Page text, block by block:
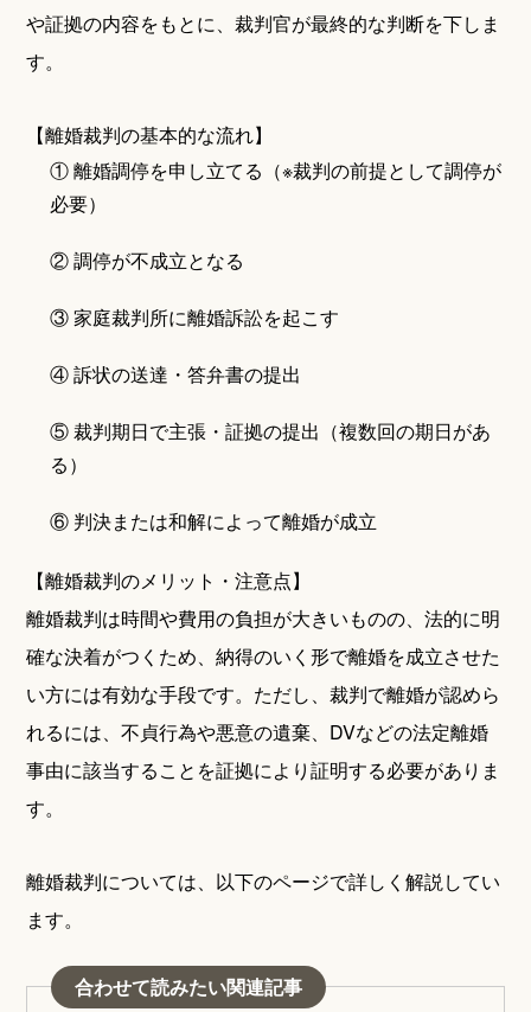
や証拠の内容をもとに、裁判官が最終的な判断を下しま
す。
【離婚裁判の基本的な流れ】
① 離婚調停を申し立てる（※裁判の前提として調停が
必要）
② 調停が不成立となる
③ 家庭裁判所に離婚訴訟を起こす
④ 訴状の送達・答弁書の提出
⑤ 裁判期日で主張・証拠の提出（複数回の期日があ
る）
⑥ 判決または和解によって離婚が成立
【離婚裁判のメリット・注意点】
離婚裁判は時間や費用の負担が大きいものの、法的に明
確な決着がつくため、納得のいく形で離婚を成立させた
い方には有効な手段です。ただし、裁判で離婚が認めら
れるには、不貞行為や悪意の遺棄、DVなどの法定離婚
事由に該当することを証拠により証明する必要がありま
す。
離婚裁判については、以下のページで詳しく解説してい
ます。
合わせて読みたい関連記事